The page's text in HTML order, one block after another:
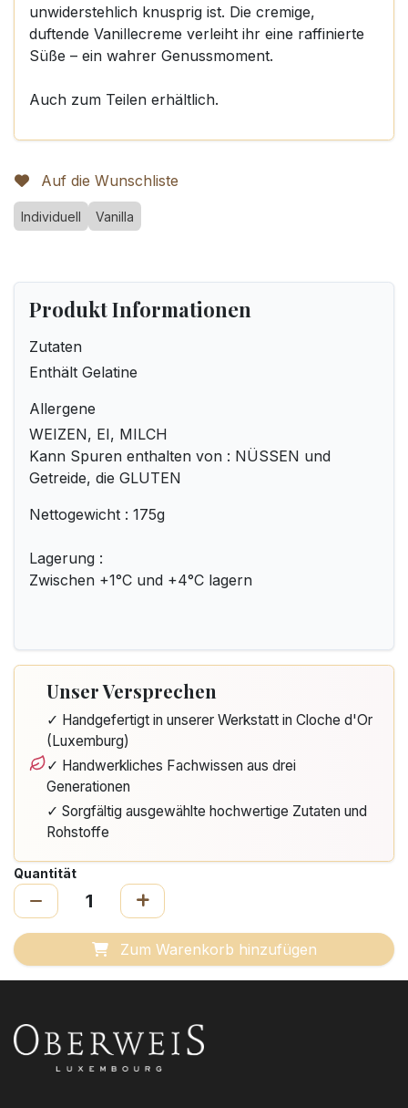
unwiderstehlich knusprig ist. Die cremige,
duftende Vanillecreme verleiht ihr eine raffinierte
Süße – ein wahrer Genussmoment.
Auch zum Teilen erhältlich.
Auf die Wunschliste
Individuell Vanilla
Produkt Informationen
Zutaten
Enthält Gelatine
Allergene
WEIZEN, EI, MILCH
Kann Spuren enthalten von : NÜSSEN und
Getreide, die GLUTEN
Nettogewicht : 175g
Lagerung :
Zwischen +1°C und +4°C lagern
Unser Versprechen
✓ Handgefertigt in unserer Werkstatt in Cloche d'Or
(Luxemburg)
✓ Handwerkliches Fachwissen aus drei
Generationen
✓ Sorgfältig ausgewählte hochwertige Zutaten und
Rohstoffe
Quantität
Zum Warenkorb hinzufügen